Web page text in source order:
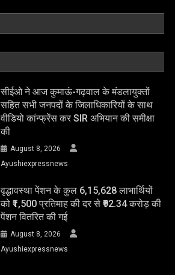
सीईओ ने आज कुमाऊं-गढ़वाल के मंडलायुक्तों
सहित सभी जनपदों के जिलाधिकारियों के साथ
वीडियो कांन्फ्रेंस कर SIR अभियान की समीक्षा
की
August 8, 2026
Ayushiexpressnews
वृद्धावस्था पेंशन के कुल 6,15,628 लाभार्थियों
को ₹1,500 प्रतिमाह की दर से ₹92.34 करोड़ की
पेंशन वितरित की गई
August 8, 2026
Ayushiexpressnews